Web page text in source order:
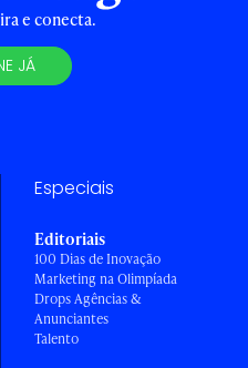
e conecta.
JÁ
Especiais
Editoriais
100 Dias de Inovação
Marketing na Olimpíada
Drops Agências &
Anunciantes
Talento